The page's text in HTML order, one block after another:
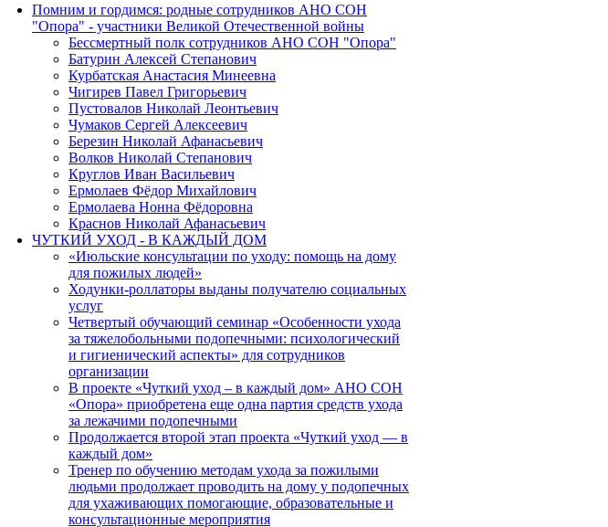
Помним и гордимся: родные сотрудников АНО СОН
"Опора" - участники Великой Отечественной войны
Бессмертный полк сотрудников АНО СОН "Опора"
Батурин Алексей Степанович
Курбатская Анастасия Минеевна
Чигирев Павел Григорьевич
Пустовалов Николай Леонтьевич
Чумаков Сергей Алексеевич
Березин Николай Афанасьевич
Волков Николай Степанович
Круглов Иван Васильевич
Ермолаев Фёдор Михайлович
Ермолаева Нонна Фёдоровна
Краснов Николай Афанасьевич
ЧУТКИЙ УХОД - В КАЖДЫЙ ДОМ
«Июльские консультации по уходу: помощь на дому
для пожилых людей»
Ходунки-роллаторы выданы получателю социальных
услуг
Четвертый обучающий семинар «Особенности ухода
за тяжелобольными подопечными: психологический
и гигиенический аспекты» для сотрудников
организации
В проекте «Чуткий уход – в каждый дом» АНО СОН
«Опора» приобретена еще одна партия средств ухода
за лежачими подопечными
Продолжается второй этап проекта «Чуткий уход — в
каждый дом»
Тренер по обучению методам ухода за пожилыми
людьми продолжает проводить на дому у подопечных
для ухаживающих помогающие, образовательные и
консультационные мероприятия